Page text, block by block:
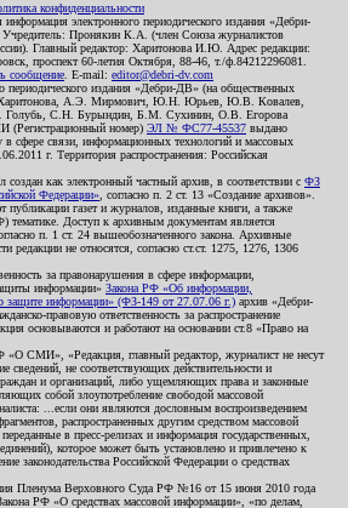
конфиденциальности
информация электронного периодического издания «Дебри-
Пронякин К.А. (член Союза журналистов
Главный редактор: Харитонова И.Ю. Адрес редакции:
проспект 60-летия Октября, 88-46, т./ф.84212296081.
сообщение . E-mail: editor@debri-dv.com
периодического издания «Дебри-ДВ» (на общественных
А.Э. Мирмович, Ю.Н. Юрьев, Ю.В. Ковалев,
С.Н. Бурындин, Б.М. Сухинин, О.В. Егорова
(Регистрационный номер) ЭЛ № ФС77-45537 выдано
сфере связи, информационных технологий и массовых
г. Территория распространения: Российская
как электронный частный архив, в соответствии с ФЗ
Федерации» , согласно п. 2 ст. 13 «Создание архивов».
публикации газет и журналов, изданные книги, а также
тематике. Доступ к архивным документам является
п. 1 ст. 24 вышеобозначенного закона. Архивные
редакции не относятся, согласно ст.ст. 1275, 1276, 1306
за правонарушения в сфере информации,
информации» Закона РФ «Об информации,
защите информации» (ФЗ-149 от 27.07.06 г.) архив «Дебри-
правовую ответственность за распространение
основываются и работают на основании ст.8 «Право на
«О СМИ», «Редакция, главный редактор, журналист не несут
сведений, не соответствующих действительности и
и организаций, либо ущемляющих права и законные
собой злоупотребление свободой массовой
...если они являются дословным воспроизведением
распространенных другим средством массовой
в пресс-релизах и информация государственных,
которое может быть установлено и привлечено к
законодательства Российской Федерации о средствах
Пленума Верховного Суда РФ №16 от 15 июня 2010 года
РФ «О средствах массовой информации», «по делам,